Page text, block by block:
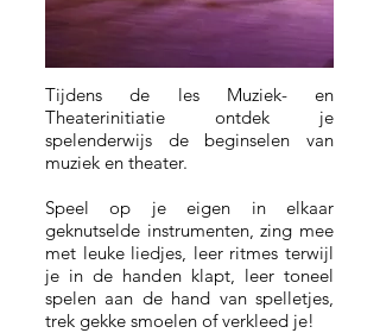
Tijdens de les Muziek- en
Theaterinitiatie ontdek je
spelenderwijs de beginselen van
muziek en theater.
Speel op je eigen in elkaar
geknutselde instrumenten, zing mee
met leuke liedjes, leer ritmes terwijl
je in de handen klapt, leer toneel
spelen aan de hand van spelletjes,
trek gekke smoelen of verkleed je!